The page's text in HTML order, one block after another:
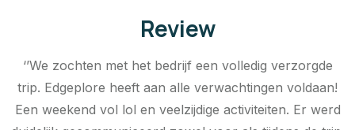
Review
‘’We zochten met het bedrijf een volledig verzorgde
trip. Edgeplore heeft aan alle verwachtingen voldaan!
Een weekend vol lol en veelzijdige activiteiten. Er werd